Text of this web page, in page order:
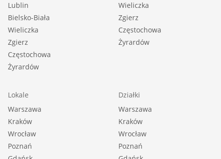
Lublin
Bielsko-Biała
Wieliczka
Zgierz
Częstochowa
Żyrardów
Wieliczka
Zgierz
Częstochowa
Żyrardów
Lokale
Warszawa
Kraków
Wrocław
Poznań
Działki
Warszawa
Kraków
Wrocław
Poznań